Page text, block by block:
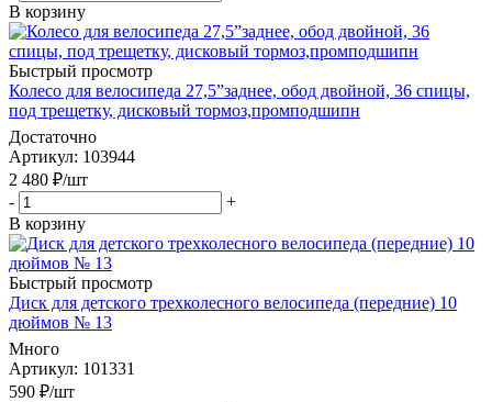
В корзину
Быстрый просмотр
Колесо для велосипеда 27,5”заднее, обод двойной, 36 спицы,
под трещетку, дисковый тормоз,промподшипн
Достаточно
Артикул: 103944
2 480 ₽/шт
-
+
В корзину
Быстрый просмотр
Диск для детского трехколесного велосипеда (передние) 10
дюймов № 13
Много
Артикул: 101331
590 ₽/шт